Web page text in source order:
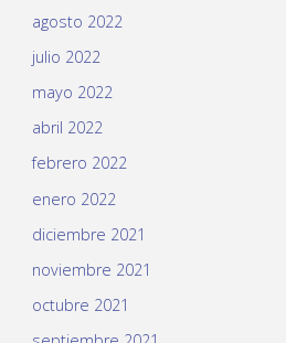
agosto 2022
julio 2022
mayo 2022
abril 2022
febrero 2022
enero 2022
diciembre 2021
noviembre 2021
octubre 2021